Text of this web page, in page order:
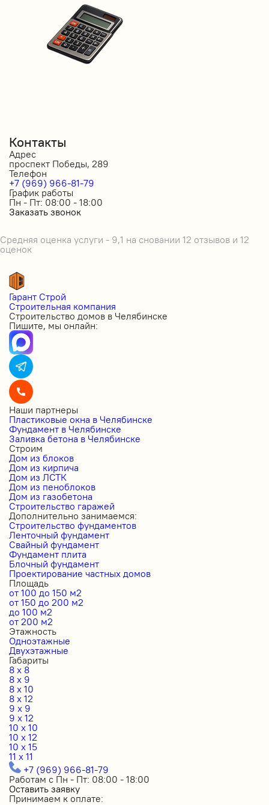
Контакты
Адрес
проспект Победы, 289
Телефон
+7 (969) 966-81-79
График работы
Пн - Пт: 08:00 - 18:00
Заказать звонок
Средняя оценка услуги - 9,1 на сновании 12 отзывов и 12
оценок
Гарант Строй
Строительная компания
Строительство домов в Челябинске
Пишите, мы онлайн:
Наши партнеры
Пластиковые окна в Челябинске
Фундамент в Челябинске
Заливка бетона в Челябинске
Строим
Дом из блоков
Дом из кирпича
Дом из ЛСТК
Дом из пеноблоков
Дом из газобетона
Строительство гаражей
Дополнительно занимаемся:
Строительство фундаментов
Ленточный фундамент
Свайный фундамент
Фундамент плита
Блочный фундамент
Проектирование частных домов
Площадь
от 100 до 150 м2
от 150 до 200 м2
до 100 м2
от 200 м2
Этажность
Одноэтажные
Двухэтажные
Габариты
8 x 8
8 x 9
8 x 10
8 x 12
9 x 9
9 x 12
10 x 10
10 x 12
10 x 15
11 x 11
+7 (969) 966-81-79
Работам с Пн - Пт: 08:00 - 18:00
Оставить заявку
Принимаем к оплате: